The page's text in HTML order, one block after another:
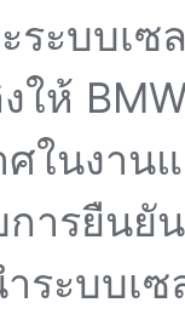
ระบบเ
ให้
ในงาน
ารยืนยั
ะบบเซ